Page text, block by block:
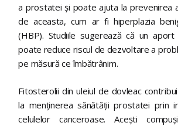
a prostatei și poate ajuta la prevenirea
de aceasta, cum ar fi hiperplazia
(HBP). Studiile sugerează că un
poate reduce riscul de dezvoltare a
pe măsură ce îmbătrânim.
Fitosterolii din uleiul de dovleac
la menținerea sănătății prostatei prin
celulelor canceroase. Acești